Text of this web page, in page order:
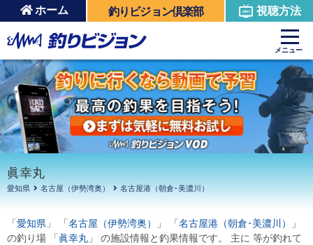
ホーム 釣りビジョン倶楽部 視聴方法
メニュー
眞幸丸
愛知県 名古屋（伊勢湾奥） 名古屋港（朝倉･美濃川）
「 愛知県 」 「 名古屋（伊勢湾奥） 」 「 名古屋港（朝倉･美濃川）
」
の釣り場 「 眞幸丸 」 の施設情報と釣果情報です。 主に 等が釣れて
周辺の施設を見る